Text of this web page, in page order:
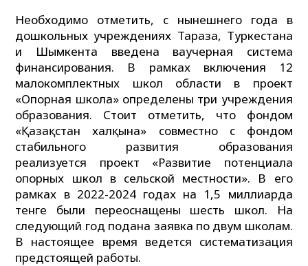
Необходимо отметить, с нынешнего года в
дошкольных учреждениях Тараза, Туркестана
и Шымкента введена ваучерная система
финансирования. В рамках включения 12
малокомплектных школ области в проект
«Опорная школа» определены три учреждения
образования. Стоит отметить, что фондом
«Қазақстан халқына» совместно с фондом
стабильного развития образования
реализуется проект «Развитие потенциала
опорных школ в сельской местности». В его
рамках в 2022-2024 годах на 1,5 миллиарда
тенге были переоснащены шесть школ. На
следующий год подана заявка по двум школам.
В настоящее время ведется систематизация
предстоящей работы.